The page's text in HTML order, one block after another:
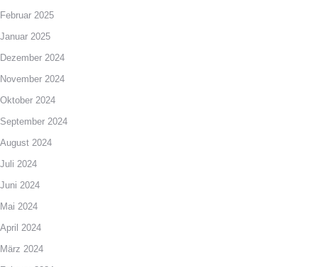
Februar 2025
Januar 2025
Dezember 2024
November 2024
Oktober 2024
September 2024
August 2024
Juli 2024
Juni 2024
Mai 2024
April 2024
März 2024